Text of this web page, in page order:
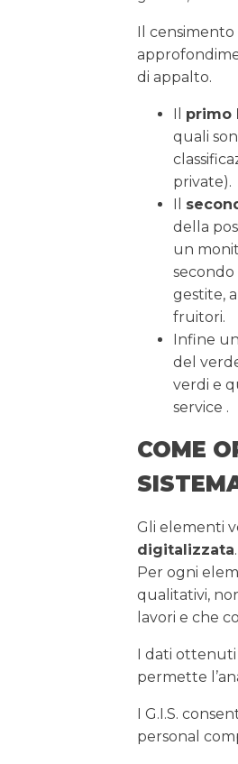
Il
di appalto.
primo
quali
private).
della
un
gestite,
fruitori.
Infine un
del
verdi e
service .
COME
Gli elementi
digitalizzata.
Per ogni
qualitativi,
lavori e che
I dati
permette
I G.I.S.
personal